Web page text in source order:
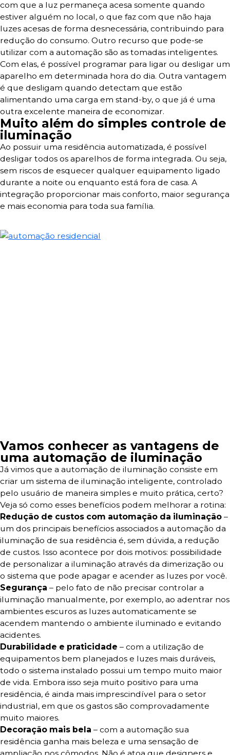
com que a luz permaneça acesa somente quando
estiver alguém no local, o que faz com que não haja
luzes acesas de forma desnecessária, contribuindo para
redução do consumo. Outro recurso que pode-se
utilizar com a automação são as tomadas inteligentes.
Com elas, é possível programar para ligar ou desligar um
aparelho em determinada hora do dia. Outra vantagem
é que desligam quando detectam que estão
alimentando uma carga em stand-by, o que já é uma
outra excelente maneira de economizar.
Muito além do simples controle de
iluminação
Ao possuir uma residência automatizada, é possível
desligar todos os aparelhos de forma integrada. Ou seja,
sem riscos de esquecer qualquer equipamento ligado
durante a noite ou enquanto está fora de casa. A
integração proporcionar mais conforto, maior segurança
e mais economia para toda sua família.
Vamos conhecer as vantagens de
uma automação de iluminação
Já vimos que a automação de iluminação consiste em
criar um sistema de iluminação inteligente, controlado
pelo usuário de maneira simples e muito prática, certo?
Veja só como esses benefícios podem melhorar a rotina:
Redução de custos com automação da iluminação –
um dos principais benefícios associados a automação da
iluminação de sua residência é, sem dúvida, a redução
de custos. Isso acontece por dois motivos: possibilidade
de personalizar a iluminação através da dimerização ou
o sistema que pode apagar e acender as luzes por você.
Segurança – pelo fato de não precisar controlar a
iluminação manualmente, por exemplo, ao adentrar nos
ambientes escuros as luzes automaticamente se
acendem mantendo o ambiente iluminado e evitando
acidentes.
Durabilidade e praticidade – com a utilização de
equipamentos bem planejados e luzes mais duráveis,
todo o sistema instalado possui um tempo muito maior
de vida. Embora isso seja muito positivo para uma
residência, é ainda mais imprescindível para o setor
industrial, em que os gastos são comprovadamente
muito maiores.
Decoração mais bela – com a automação sua
residência ganha mais beleza e uma sensação de